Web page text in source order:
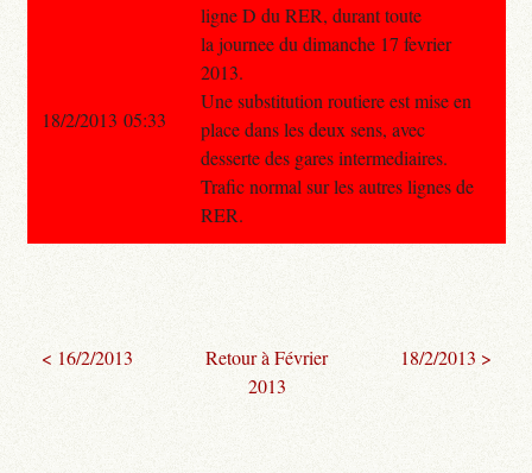
ligne D du RER, durant toute
la journee du dimanche 17 fevrier
2013.
Une substitution routiere est mise en
place dans les deux sens, avec
desserte des gares intermediaires.
Trafic normal sur les autres lignes de
RER.
18/2/2013 05:33
< 16/2/2013
Retour à Février
2013
18/2/2013 >